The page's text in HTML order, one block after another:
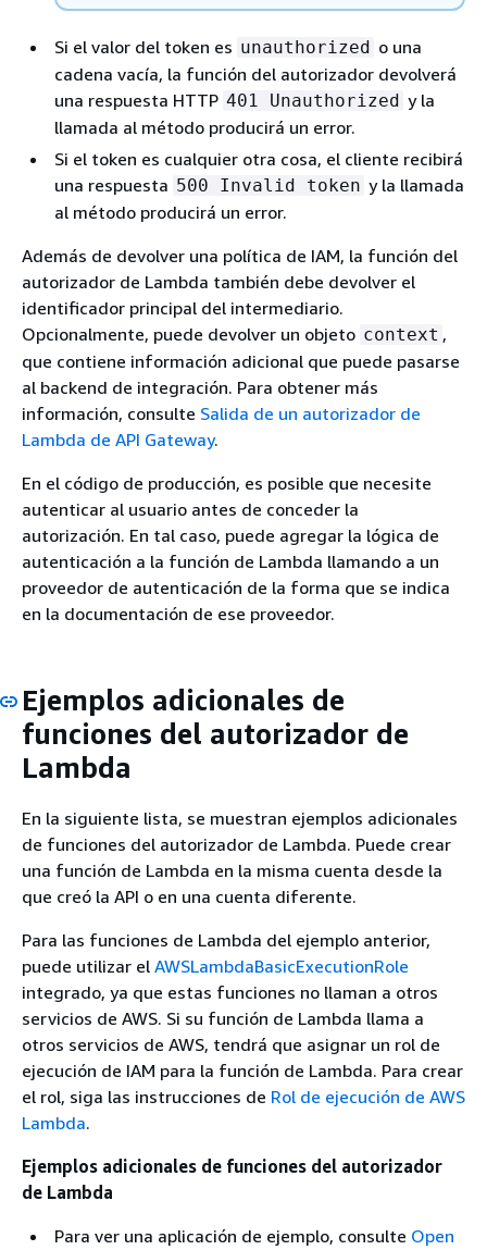
Si el valor del token es unauthorized o una
cadena vacía, la función del autorizador devolverá
una respuesta HTTP 401 Unauthorized y la
llamada al método producirá un error.
Si el token es cualquier otra cosa, el cliente recibirá
una respuesta 500 Invalid token y la llamada
al método producirá un error.
Además de devolver una política de IAM, la función del
autorizador de Lambda también debe devolver el
identificador principal del intermediario.
Opcionalmente, puede devolver un objeto context ,
que contiene información adicional que puede pasarse
al backend de integración. Para obtener más
información, consulte Salida de un autorizador de
Lambda de API Gateway.
En el código de producción, es posible que necesite
autenticar al usuario antes de conceder la
autorización. En tal caso, puede agregar la lógica de
autenticación a la función de Lambda llamando a un
proveedor de autenticación de la forma que se indica
en la documentación de ese proveedor.
Ejemplos adicionales de
funciones del autorizador de
Lambda
En la siguiente lista, se muestran ejemplos adicionales
de funciones del autorizador de Lambda. Puede crear
una función de Lambda en la misma cuenta desde la
que creó la API o en una cuenta diferente.
Para las funciones de Lambda del ejemplo anterior,
puede utilizar el AWSLambdaBasicExecutionRole
integrado, ya que estas funciones no llaman a otros
servicios de AWS. Si su función de Lambda llama a
otros servicios de AWS, tendrá que asignar un rol de
ejecución de IAM para la función de Lambda. Para crear
el rol, siga las instrucciones de Rol de ejecución de AWS
Lambda.
Ejemplos adicionales de funciones del autorizador
de Lambda
Para ver una aplicación de ejemplo, consulte Open